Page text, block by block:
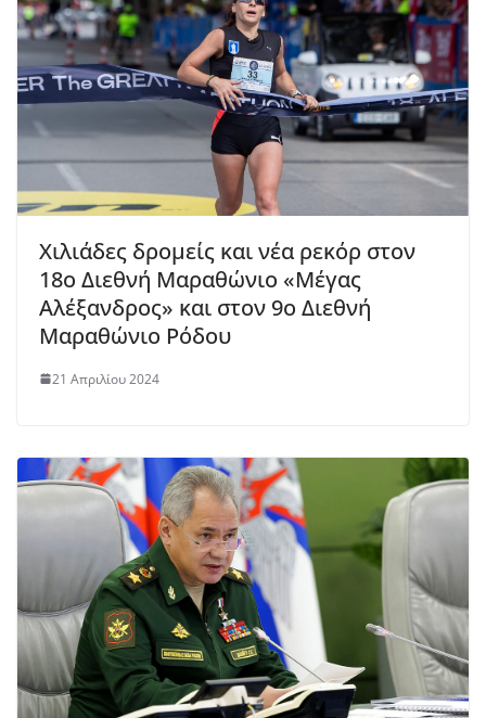
Χιλιάδες δρομείς και νέα ρεκόρ στον
18ο Διεθνή Μαραθώνιο «Μέγας
Αλέξανδρος» και στον 9ο Διεθνή
Μαραθώνιο Ρόδου
21 Απριλίου 2024